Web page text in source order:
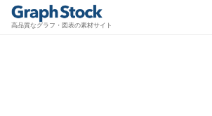
高品質なグラフ・図表の素材サイト